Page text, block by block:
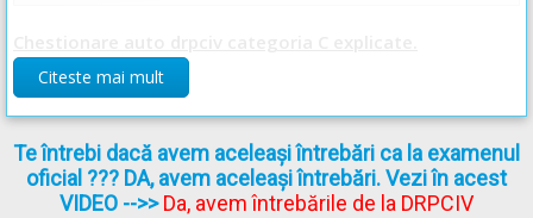
Citeste mai mult
Te întrebi dacă avem aceleași întrebări ca la examenul
oficial ??? DA, avem aceleași întrebări. Vezi în acest
VIDEO -->>Da, avem întrebările de la DRPCIV